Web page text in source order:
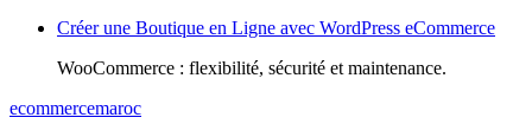
Créer une Boutique en Ligne avec WordPress eCommerce
WooCommerce : flexibilité, sécurité et maintenance.
ecommercemaroc